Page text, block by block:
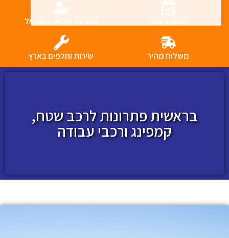
יבואן רשמי אחריות מלאה בישראל
משלוח מהיר שירות וחלפים בארץ
בראשית פתרונות לרכב שטח,
קמפינג ורכבי עבודה